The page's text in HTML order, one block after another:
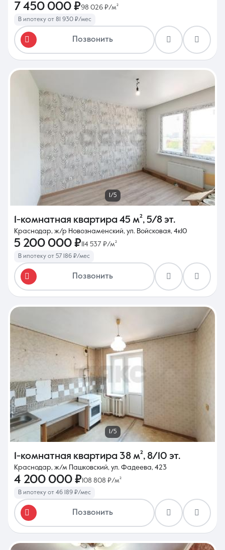
7 450 000 ₽98 026 ₽/м²
В ипотеку от 81 930 ₽/мес
Позвонить
1/5
1-комнатная квартира 45 м², 5/8 эт.
Краснодар, ж/р Новознаменский, ул. Войсковая, 4к10
5 200 000 ₽114 537 ₽/м²
В ипотеку от 57 186 ₽/мес
Позвонить
1/5
1-комнатная квартира 38 м², 8/10 эт.
Краснодар, ж/м Пашковский, ул. Фадеева, 423
4 200 000 ₽108 808 ₽/м²
В ипотеку от 46 189 ₽/мес
Позвонить